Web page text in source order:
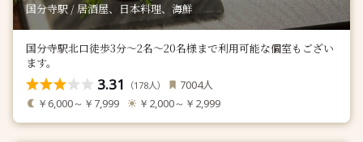
国分寺駅 / 居酒屋、日本料理、海鮮
国分寺駅北口徒歩3分～2名〜20名様まで利用可能な個室もござい
ます。
3.31 （178人） 7004人
￥6,000～￥7,999 ￥2,000～￥2,999